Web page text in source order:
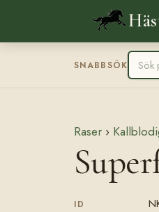
SNABBSÖK
Raser ›
ID